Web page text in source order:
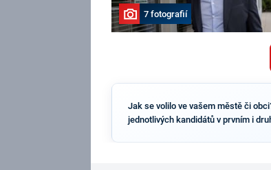
7 fotografií
Jak se volilo ve vašem městě či
jednotlivých kandidátů v prvním i